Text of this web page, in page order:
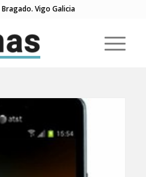
Vigo Galicia